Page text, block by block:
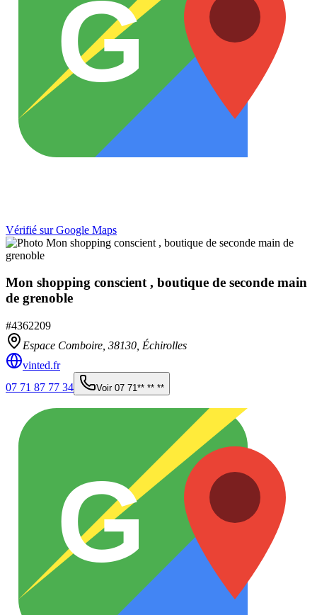
G
Vérifié sur Google Maps
Mon shopping conscient , boutique de seconde main
de grenoble
#4362209
Espace Comboire, 38130 Échirolles
vinted.fr
07 71 87 77 34
Voir 07 71** ** **
G